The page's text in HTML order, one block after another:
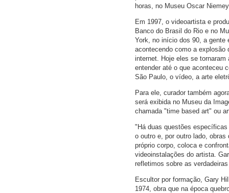
horas, no Museu Oscar
Em 1997, o videoartista e
Banco do Brasil do Rio e no
York, no início dos 90, a gente
acontecendo como a explosão
internet. Hoje eles se
entender até o que aconteceu
São Paulo, o vídeo, a arte
Para ele, curador também
será exibida no Museu da
chamada "time based art" ou
"Há duas questões
o outro e, por outro lado,
próprio corpo, coloca e
videoinstalações do artista.
refletimos sobre as
Escultor por formação, Gary
1974, obra que na época